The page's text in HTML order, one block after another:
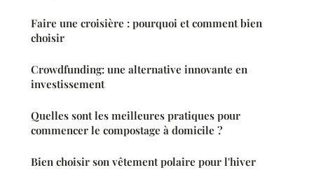
Faire une croisière : pourquoi et comment bien
choisir
Crowdfunding: une alternative innovante en
investissement
Quelles sont les meilleures pratiques pour
commencer le compostage à domicile ?
Bien choisir son vêtement polaire pour l'hiver